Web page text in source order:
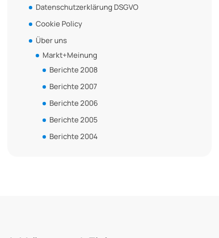
Datenschutzerklärung DSGVO
Cookie Policy
Über uns
Markt+Meinung
Berichte 2008
Berichte 2007
Berichte 2006
Berichte 2005
Berichte 2004